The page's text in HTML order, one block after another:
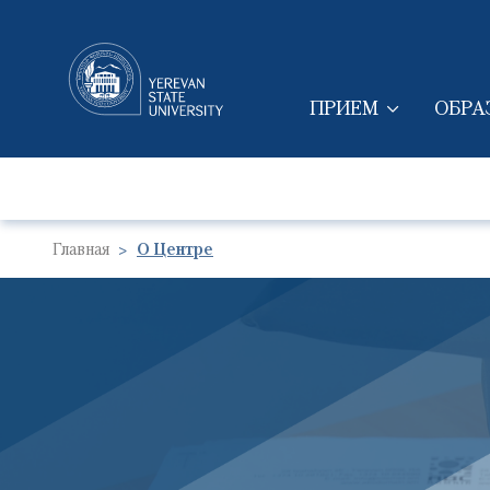
MAIN
ПРИЕМ
Главная О Центре